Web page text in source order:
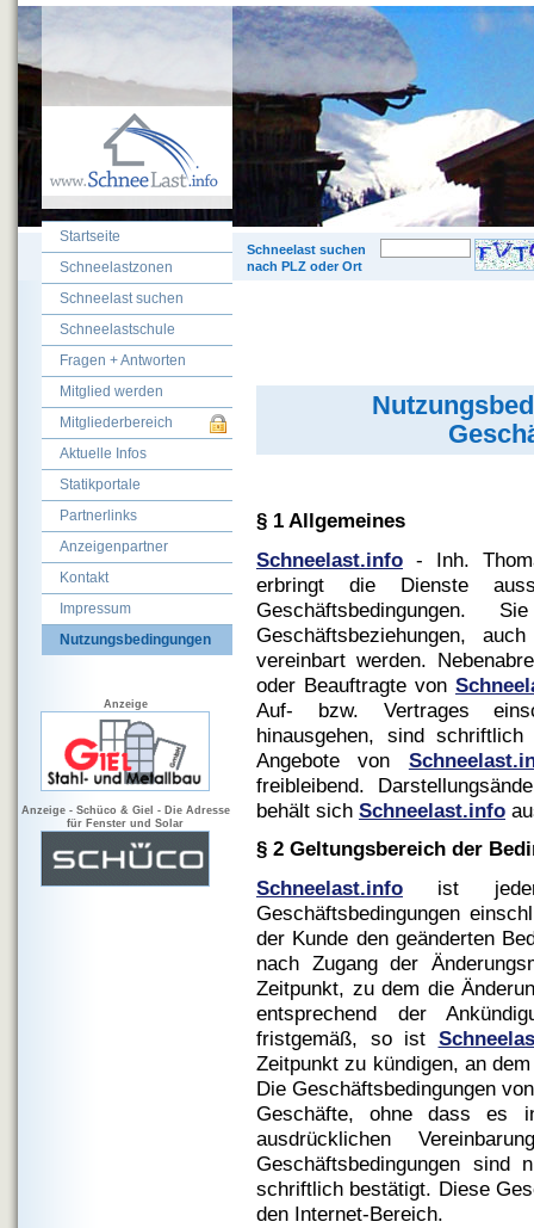
§ 1 Allgemeines
Schneelast.info - Inh.
erbringt die Dienste
Geschäftsbeziehungen,
vereinbart werden.
oder Beauftragte von
Auf- bzw. Vertrages
hinausgehen, sind
Angebote von
freibleibend.
behält sich Schneelast.info
§ 2 Geltungsbereich der
Schneelast.info ist
Geschäftsbedingungen
der Kunde den geänderten
nach Zugang der
Zeitpunkt, zu dem die
entsprechend der
fristgemäß, so ist
Zeitpunkt zu kündigen, an
Die Geschäftsbedingungen
Geschäfte, ohne dass es
ausdrücklichen
Geschäftsbedingungen
schriftlich bestätigt. Diese
den Internet-Bereich.
Schneelast suchen
nach PLZ oder Ort
Startseite
Schneelastzonen
Schneelast suchen
Schneelastschule
Fragen + Antworten
Mitglied werden
Mitgliederbereich
Aktuelle Infos
Statikportale
Partnerlinks
Anzeigenpartner
Kontakt
Impressum
Nutzungsbedingungen
Anzeige
Anzeige - Schüco & Giel - Die Adresse
für Fenster und Solar
©